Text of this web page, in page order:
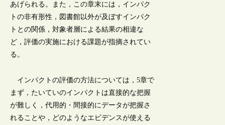
あげられる。また，この章末には，インパク
トの非有形性，図書館以外が及ぼすインパク
トとの関係，対象者層による結果の相違な
ど，評価の実施における課題が指摘されてい
る。
インパクトの評価の方法については，5章で
まず，たいていのインパクトは直接的な把握
が難しく，代用的・間接的にデータが把握さ
れることや，どのようなエビデンスが使える